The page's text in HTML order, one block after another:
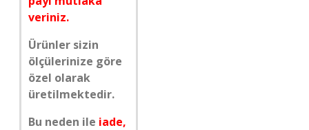
veriniz.
Ürünler sizin
ölçülerinize göre
özel olarak
üretilmektedir.
Bu neden ile iade,